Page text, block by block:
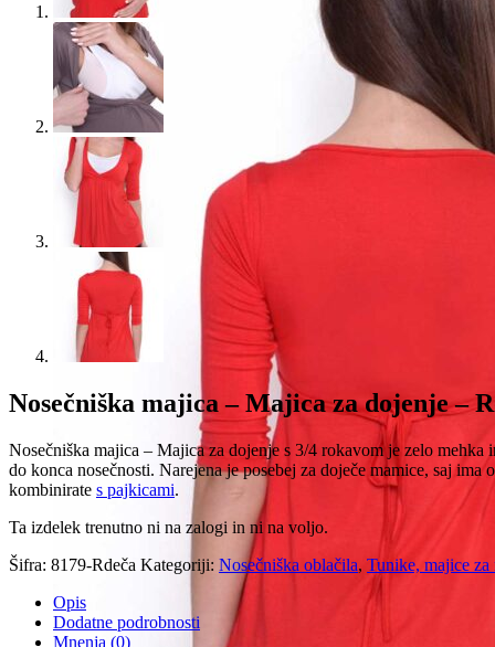
Nosečniška majica – Majica za dojenje –
Nosečniška majica – Majica za dojenje s 3/4 rokavom je zelo mehka
do konca nosečnosti. Narejena je posebej za doječe mamice, saj
kombinirate s pajkicami.
Ta izdelek trenutno ni na zalogi in ni na voljo.
Šifra: 8179-Rdeča Kategoriji: Nosečniška oblačila, Tunike, majice za
Opis
Dodatne podrobnosti
Mnenja (0)